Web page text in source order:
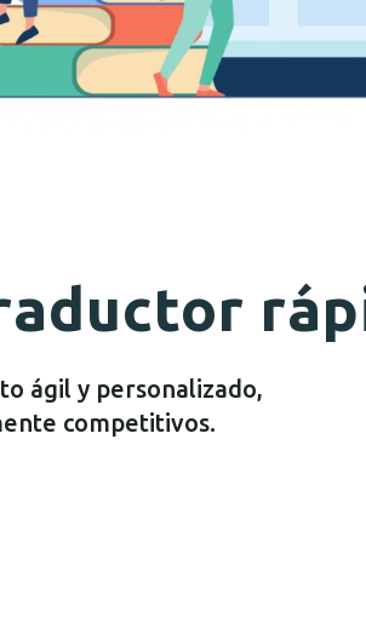
ágil y personalizado,
competitivos.